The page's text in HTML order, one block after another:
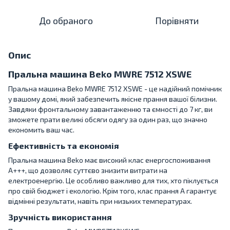
До обраного Порівняти
Опис
Пральна машина Beko MWRE 7512 XSWE
Пральна машина Beko MWRE 7512 XSWE - це надійний помічник
у вашому домі, який забезпечить якісне прання вашої білизни.
Завдяки фронтальному завантаженню та ємності до 7 кг, ви
зможете прати великі обсяги одягу за один раз, що значно
економить ваш час.
Ефективність та економія
Пральна машина Beko має високий клас енергоспоживання
A+++, що дозволяє суттєво знизити витрати на
електроенергію. Це особливо важливо для тих, хто піклується
про свій бюджет і екологію. Крім того, клас прання A гарантує
відмінні результати, навіть при низьких температурах.
Зручність використання